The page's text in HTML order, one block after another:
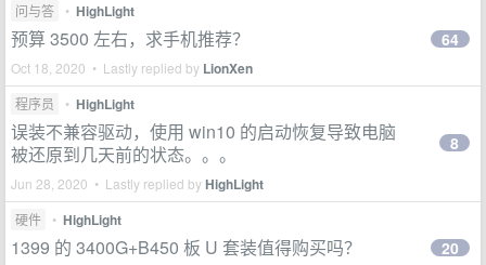
问与答 • HighLight
预算 3500 左右，求手机推荐？
Oct 18, 2020 • Lastly replied by LionXen
64
程序员 • HighLight
误装不兼容驱动，使用 win10 的启动恢复导致电脑
被还原到几天前的状态。。。
Jun 28, 2020 • Lastly replied byHighLight
8
硬件 • HighLight
1399 的 3400G+B450 板 U 套装值得购买吗？ 20